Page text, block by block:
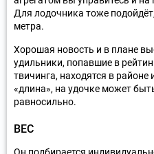
Для лодочника тоже
метра.
Хорошая новость и в плане
удильники, попавшие в
твичинга, находятся в
«длина», на удочке может
равносильно.
ВЕС
Он подбирается